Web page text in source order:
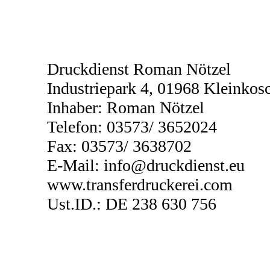
Druckdienst Roman Nötzel
Industriepark 4, 01968
Inhaber: Roman Nötzel
Telefon: 03573/ 3652024
Fax: 03573/ 3638702
E-Mail: info@druckdienst.eu
www.transferdruckerei.com
Ust.ID.: DE 238 630 756